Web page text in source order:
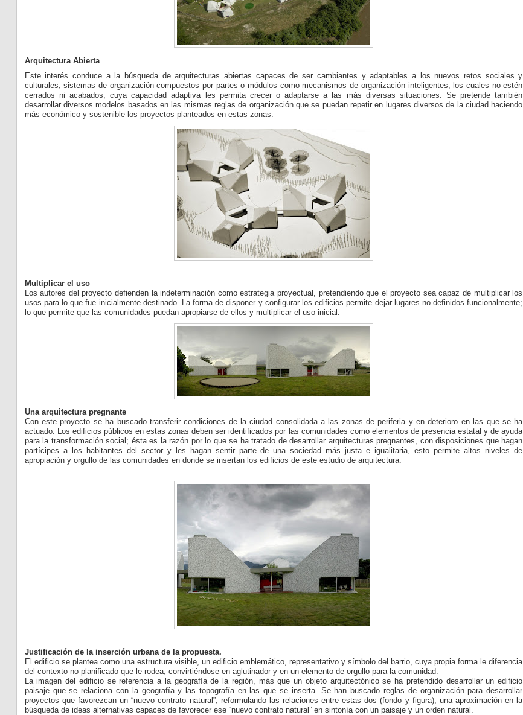
Arquitectura Abierta
Este interés conduce a la búsqueda de arquitecturas abiertas capaces de ser cambiantes y adaptables a los nuevos retos sociales y
culturales, sistemas de organización compuestos por partes o módulos como mecanismos de organización inteligentes, los cuales no estén
cerrados ni acabados, cuya capacidad adaptiva les permita crecer o adaptarse a las más diversas situaciones. Se pretende también
desarrollar diversos modelos basados en las mismas reglas de organización que se puedan repetir en lugares diversos de la ciudad haciendo
más económico y sostenible los proyectos planteados en estas zonas.
Multiplicar el uso
Los autores del proyecto defienden la indeterminación como estrategia proyectual, pretendiendo que el proyecto sea capaz de multiplicar los
usos para lo que fue inicialmente destinado. La forma de disponer y configurar los edificios permite dejar lugares no definidos funcionalmente;
lo que permite que las comunidades puedan apropiarse de ellos y multiplicar el uso inicial.
Una arquitectura pregnante
Con este proyecto se ha buscado transferir condiciones de la ciudad consolidada a las zonas de periferia y en deterioro en las que se ha
actuado. Los edificios públicos en estas zonas deben ser identificados por las comunidades como elementos de presencia estatal y de ayuda
para la transformación social; ésta es la razón por lo que se ha tratado de desarrollar arquitecturas pregnantes, con disposiciones que hagan
partícipes a los habitantes del sector y les hagan sentir parte de una sociedad más justa e igualitaria, esto permite altos niveles de
apropiación y orgullo de las comunidades en donde se insertan los edificios de este estudio de arquitectura.
Justificación de la inserción urbana de la propuesta.
El edificio se plantea como una estructura visible, un edificio emblemático, representativo y símbolo del barrio, cuya propia forma le diferencia
del contexto no planificado que le rodea, convirtiéndose en aglutinador y en un elemento de orgullo para la comunidad.
La imagen del edificio se referencia a la geografía de la región, más que un objeto arquitectónico se ha pretendido desarrollar un edificio
paisaje que se relaciona con la geografía y las topografía en las que se inserta. Se han buscado reglas de organización para desarrollar
proyectos que favorezcan un “nuevo contrato natural”, reformulando las relaciones entre estas dos (fondo y figura), una aproximación en la
búsqueda de ideas alternativas capaces de favorecer ese “nuevo contrato natural” en sintonía con un paisaje y un orden natural.